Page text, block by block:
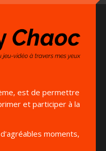
est de permettre
et participer à la
moments,